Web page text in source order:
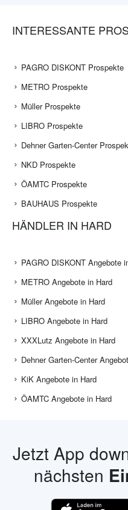
INTERESSANTE
PAGRO DISKONT Prospekte
METRO Prospekte
Müller Prospekte
LIBRO Prospekte
Dehner Garten-Center
NKD Prospekte
ÖAMTC Prospekte
BAUHAUS Prospekte
HÄNDLER IN HARD
PAGRO DISKONT Angebote
METRO Angebote in Hard
Müller Angebote in Hard
LIBRO Angebote in Hard
XXXLutz Angebote in Hard
Dehner Garten-Center
KiK Angebote in Hard
ÖAMTC Angebote in Hard
Jetzt App
nächsten